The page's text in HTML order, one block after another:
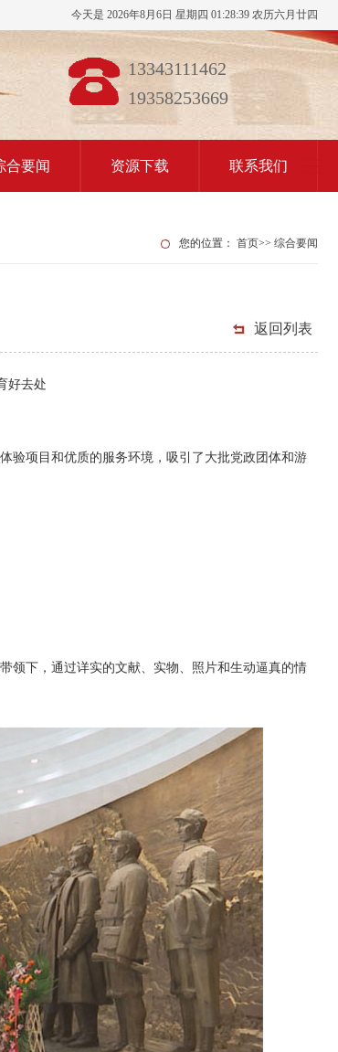
今天是 2026年8月6日 星期四 01:28:40 农历六月廿四
13343111462
19358253669
合要闻 资源下载 联系我们
您的位置： 首页>> 综合要闻
返回列表
好去处
项目和优质的服务环境，吸引了大批党政团体和游
下，通过详实的文献、实物、照片和生动逼真的情